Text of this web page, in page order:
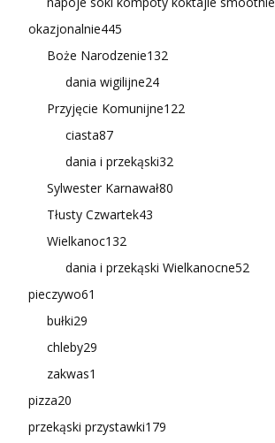
okazjonalnie445
Boże Narodzenie132
dania wigilijne24
Przyjęcie Komunijne122
ciasta87
dania i przekąski32
Sylwester Karnawał80
Tłusty Czwartek43
Wielkanoc132
dania i przekąski Wielkanocne52
pieczywo61
bułki29
chleby29
zakwas1
pizza20
przekąski przystawki179